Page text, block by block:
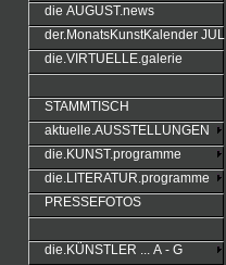
die AUGUST.news
der.MonatsKunstKalender JULI
die.VIRTUELLE.galerie
STAMMTISCH
aktuelle.AUSSTELLUNGEN
die.KUNST.programme
die.LITERATUR.programme
PRESSEFOTOS
die.KÜNSTLER ... A - G